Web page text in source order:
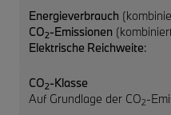
Energieverbrauch
CO2-Emissionen
Elektrische Reichweite:
CO2-Klasse
Auf Grundlage der CO2-